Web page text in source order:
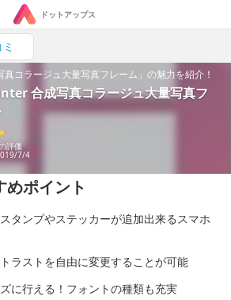
ドットアップス
コラージュ大量写真フレーム」の魅力を紹介！
合成写真コラージュ大量写真フ
評価
7/4
ポイント
タンプやステッカーが追加出来るスマホ
ラストを自由に変更することが可能
に行える！フォントの種類も充実